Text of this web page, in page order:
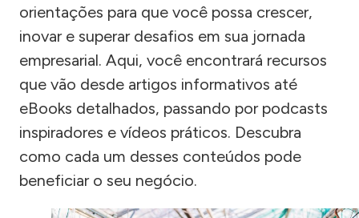
orientações para que você possa crescer,
inovar e superar desafios em sua jornada
empresarial. Aqui, você encontrará recursos
que vão desde artigos informativos até
eBooks detalhados, passando por podcasts
inspiradores e vídeos práticos. Descubra
como cada um desses conteúdos pode
beneficiar o seu negócio.